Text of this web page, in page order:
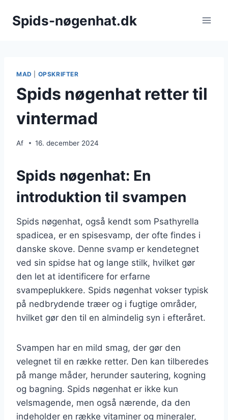
Spids-nøgenhat.dk
MAD OPSKRIFTER
Spids nøgenhat retter til
vintermad
Af 16. december 2024
Spids nøgenhat: En
introduktion til svampen
Spids nøgenhat, også kendt som Psathyrella
spadicea, er en spisesvamp, der ofte findes i
danske skove. Denne svamp er kendetegnet
ved sin spidse hat og lange stilk, hvilket gør
den let at identificere for erfarne
svampeplukkere. Spids nøgenhat vokser typisk
på nedbrydende træer og i fugtige områder,
hvilket gør den til en almindelig syn i efteråret.
Svampen har en mild smag, der gør den
velegnet til en række retter. Den kan tilberedes
på mange måder, herunder sautering, kogning
og bagning. Spids nøgenhat er ikke kun
velsmagende, men også nærende, da den
indeholder en række vitaminer og mineraler,